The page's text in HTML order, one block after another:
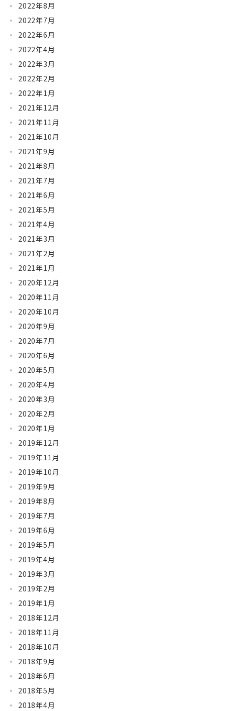
2022年8月
2022年7月
2022年6月
2022年4月
2022年3月
2022年2月
2022年1月
2021年12月
2021年11月
2021年10月
2021年9月
2021年8月
2021年7月
2021年6月
2021年5月
2021年4月
2021年3月
2021年2月
2021年1月
2020年12月
2020年11月
2020年10月
2020年9月
2020年7月
2020年6月
2020年5月
2020年4月
2020年3月
2020年2月
2020年1月
2019年12月
2019年11月
2019年10月
2019年9月
2019年8月
2019年7月
2019年6月
2019年5月
2019年4月
2019年3月
2019年2月
2019年1月
2018年12月
2018年11月
2018年10月
2018年9月
2018年6月
2018年5月
2018年4月